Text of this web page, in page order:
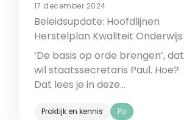
17 december 2024
Beleidsupdate: Hoofdlijnen
Herstelplan Kwaliteit Onderwijs
‘De basis op orde brengen’, dat
wil staatssecretaris Paul. Hoe?
Dat lees je in deze
Praktijk en kennis Po